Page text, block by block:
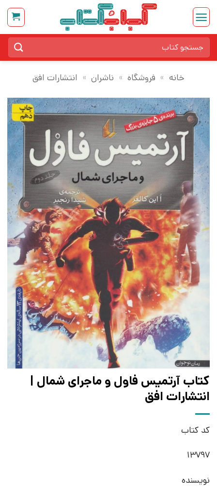
Skip
content
برای:
خانه » فروشگاه » ناشران » انتشارات افق
کتاب آرتمیس فاول و ماجرای شمال |
انتشارات افق
کد کتاب
13797
نویسنده